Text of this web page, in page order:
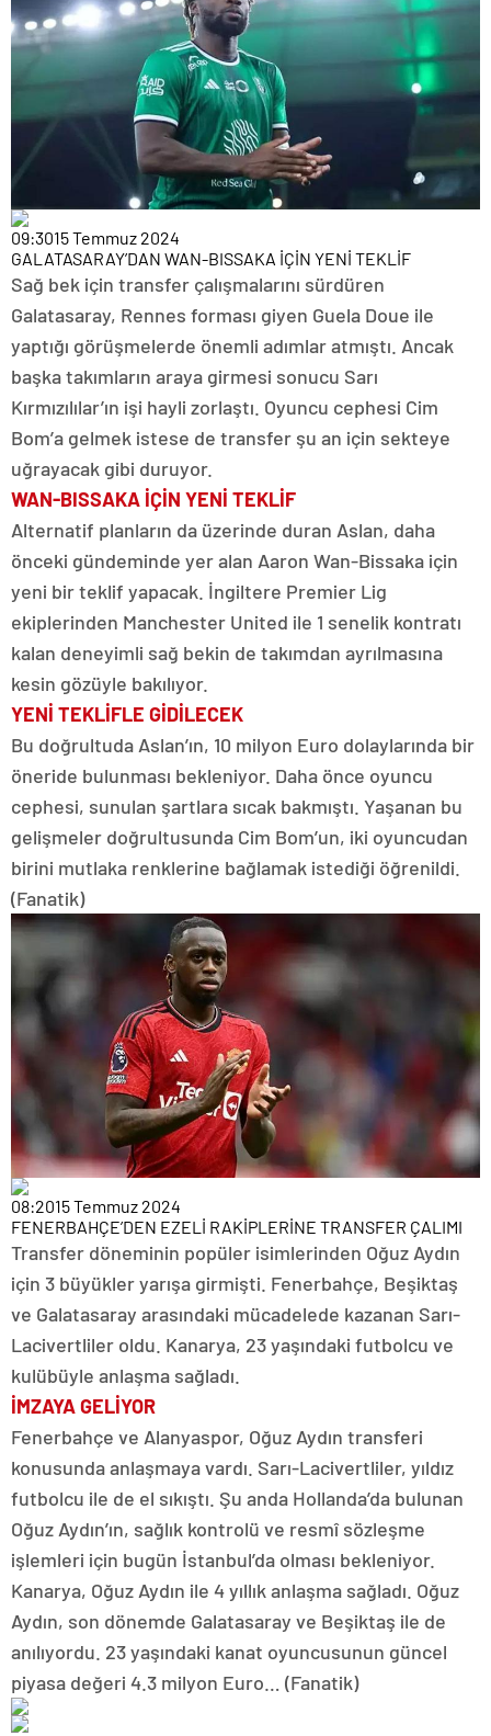
09:3015 Temmuz 2024
GALATASARAY’DAN WAN-BISSAKA İÇİN YENİ TEKLİF
Sağ bek için transfer çalışmalarını sürdüren
Galatasaray, Rennes forması giyen Guela Doue ile
yaptığı görüşmelerde önemli adımlar atmıştı. Ancak
başka takımların araya girmesi sonucu Sarı
Kırmızılılar’ın işi hayli zorlaştı. Oyuncu cephesi Cim
Bom’a gelmek istese de transfer şu an için sekteye
uğrayacak gibi duruyor.
WAN-BISSAKA İÇİN YENİ TEKLİF
Alternatif planların da üzerinde duran Aslan, daha
önceki gündeminde yer alan Aaron Wan-Bissaka için
yeni bir teklif yapacak. İngiltere Premier Lig
ekiplerinden Manchester United ile 1 senelik kontratı
kalan deneyimli sağ bekin de takımdan ayrılmasına
kesin gözüyle bakılıyor.
YENİ TEKLİFLE GİDİLECEK
Bu doğrultuda Aslan’ın, 10 milyon Euro dolaylarında bir
öneride bulunması bekleniyor. Daha önce oyuncu
cephesi, sunulan şartlara sıcak bakmıştı. Yaşanan bu
gelişmeler doğrultusunda Cim Bom’un, iki oyuncudan
birini mutlaka renklerine bağlamak istediği öğrenildi.
(Fanatik)
08:2015 Temmuz 2024
FENERBAHÇE’DEN EZELİ RAKİPLERİNE TRANSFER ÇALIMI
Transfer döneminin popüler isimlerinden Oğuz Aydın
için 3 büyükler yarışa girmişti. Fenerbahçe, Beşiktaş
ve Galatasaray arasındaki mücadelede kazanan Sarı-
Lacivertliler oldu. Kanarya, 23 yaşındaki futbolcu ve
kulübüyle anlaşma sağladı.
İMZAYA GELİYOR
Fenerbahçe ve Alanyaspor, Oğuz Aydın transferi
konusunda anlaşmaya vardı. Sarı-Lacivertliler, yıldız
futbolcu ile de el sıkıştı. Şu anda Hollanda’da bulunan
Oğuz Aydın’ın, sağlık kontrolü ve resmî sözleşme
işlemleri için bugün İstanbul’da olması bekleniyor.
Kanarya, Oğuz Aydın ile 4 yıllık anlaşma sağladı. Oğuz
Aydın, son dönemde Galatasaray ve Beşiktaş ile de
anılıyordu. 23 yaşındaki kanat oyuncusunun güncel
piyasa değeri 4.3 milyon Euro… (Fanatik)